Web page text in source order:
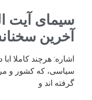
سیمای آیت
آخرین
اشاره: هرچند کاملا
سیاسی، که کشور و
گرفته اند و